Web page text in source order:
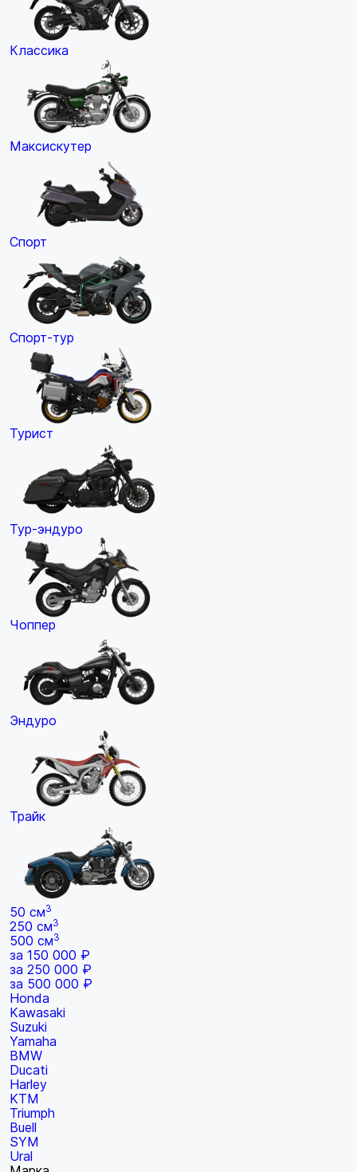
Классика
Максискутер
Спорт
Спорт-тур
Турист
Тур-эндуро
Чоппер
Эндуро
Трайк
50 см3
250 см3
500 см3
за 150 000 ₽
за 250 000 ₽
за 500 000 ₽
Honda
Kawasaki
Suzuki
Yamaha
BMW
Ducati
Harley
KTM
Triumph
Buell
SYM
Ural